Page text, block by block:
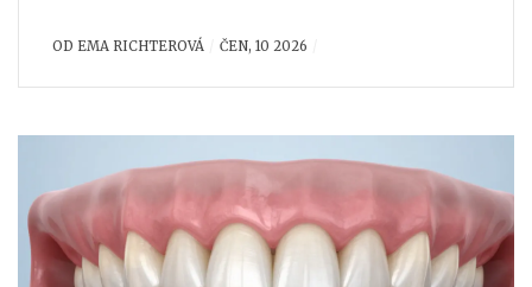
OD EMA RICHTEROVÁ ČEN, 10 2026